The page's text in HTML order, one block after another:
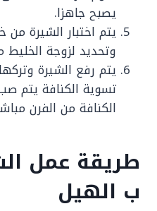
يصبح جاهزا.
يتم اختبار الشيرة
وتحديد لزوجة
يتم رفع الشيرة
تسوية الكنافة يتم
الكنافة من الفرن
طريقة عمل
ب الهيل